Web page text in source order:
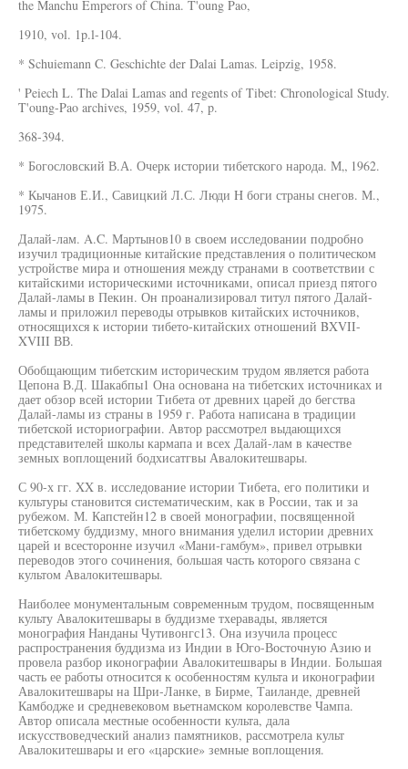
the Manchu Emperors of China. T'oung Pao,
1910, vol. 1p.l-104.
* Schuiemann C. Geschichte der Dalai Lamas. Leipzig, 1958.
' Peiech L. The Dalai Lamas and regents of Tibet: Chronological Study.
T'oung-Pao archives, 1959, vol. 47, p.
368-394.
* Богословский В.А. Очерк истории тибетского народа. М„ 1962.
* Кычанов Е.И., Савицкий Л.С. Люди H боги страны снегов. М.,
1975.
Далай-лам. A.C. Мартынов10 в своем исследовании подробно
изучил традиционные китайские представления о политическом
устройстве мира и отношения между странами в соответствии с
китайскими историческими источниками, описал приезд пятого
Далай-ламы в Пекин. Он проанализировал титул пятого Далай-
ламы и приложил переводы отрывков китайских источников,
относящихся к истории тибето-китайских отношений BXVII-
XVIII ВВ.
Обобщающим тибетским историческим трудом является работа
Цепона В.Д. Шакабпы1 Она основана на тибетских источниках и
дает обзор всей истории Тибета от древних царей до бегства
Далай-ламы из страны в 1959 г. Работа написана в традиции
тибетской историографии. Автор рассмотрел выдающихся
представителей школы кармапа и всех Далай-лам в качестве
земных воплощений бодхисатгвы Авалокитешвары.
С 90-х гг. XX в. исследование истории Тибета, его политики и
культуры становится систематическим, как в России, так и за
рубежом. М. Капстейн12 в своей монографии, посвященной
тибетскому буддизму, много внимания уделил истории древних
царей и всесторонне изучил «Мани-гамбум», привел отрывки
переводов этого сочинения, большая часть которого связана с
культом Авалокитешвары.
Наиболее монументальным современным трудом, посвященным
культу Авалокитешвары в буддизме тхеравады, является
монография Нанданы Чутивонгс13. Она изучила процесс
распространения буддизма из Индии в Юго-Восточную Азию и
провела разбор иконографии Авалокитешвары в Индии. Большая
часть ее работы относится к особенностям культа и иконографии
Авалокитешвары на Шри-Ланке, в Бирме, Таиланде, древней
Камбодже и средневековом вьетнамском королевстве Чампа.
Автор описала местные особенности культа, дала
искусствоведческий анализ памятников, рассмотрела культ
Авалокитешвары и его «царские» земные воплощения.